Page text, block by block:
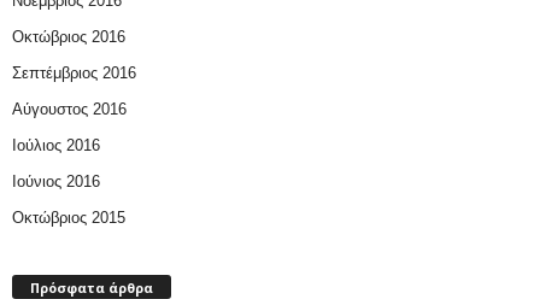
Οκτώβριος 2016
Σεπτέμβριος 2016
Αύγουστος 2016
Ιούλιος 2016
Ιούνιος 2016
Οκτώβριος 2015
Πρόσφατα άρθρα